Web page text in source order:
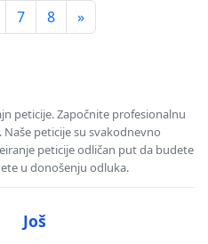
7 8 »
peticije. Započnite profesionalnu
peticije su svakodnevno
peticije odličan put da budete
u donošenju odluka.
Još